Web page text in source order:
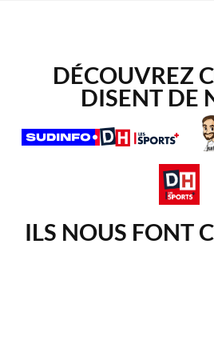
DÉCOUVREZ
DISENT DE
ILS NOUS FONT